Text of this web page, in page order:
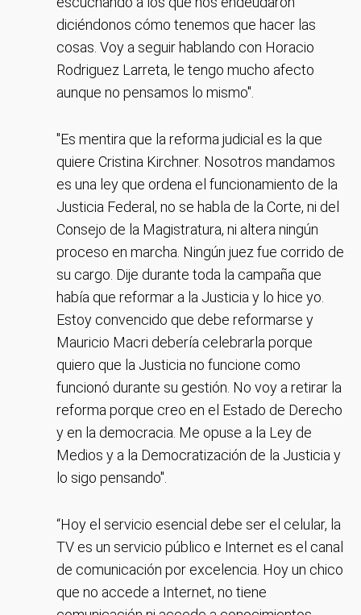
diciéndonos cómo tenemos que hacer las
cosas. Voy a seguir hablando con Horacio
Rodriguez Larreta, le tengo mucho afecto
aunque no pensamos lo mismo".
"Es mentira que la reforma judicial es la que
quiere Cristina Kirchner. Nosotros mandamos
es una ley que ordena el funcionamiento de la
Justicia Federal, no se habla de la Corte, ni del
Consejo de la Magistratura, ni altera ningún
proceso en marcha. Ningún juez fue corrido de
su cargo. Dije durante toda la campaña que
había que reformar a la Justicia y lo hice yo.
Estoy convencido que debe reformarse y
Mauricio Macri debería celebrarla porque
quiero que la Justicia no funcione como
funcionó durante su gestión. No voy a retirar la
reforma porque creo en el Estado de Derecho
y en la democracia. Me opuse a la Ley de
Medios y a la Democratización de la Justicia y
lo sigo pensando".
“Hoy el servicio esencial debe ser el celular, la
TV es un servicio público e Internet es el canal
de comunicación por excelencia. Hoy un chico
que no accede a Internet, no tiene